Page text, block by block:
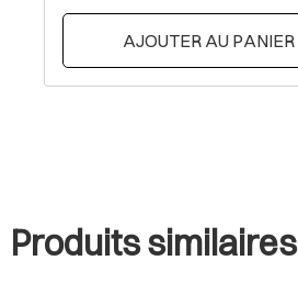
AJOUTER AU PANIER
Produits similaires